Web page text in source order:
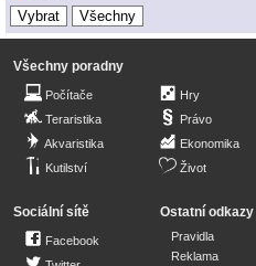
Všechny poradny
Počítače
Teraristika
Akvaristika
Kutilství
Hry
Právo
Ekonomika
Život
Sociální sítě
Facebook
Ostatní odkazy
Pravidla
Reklama